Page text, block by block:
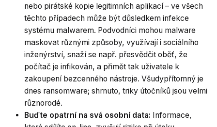
nebo pirátské kopie legitimních aplikací – ve všech
těchto případech může být důsledkem infekce
systému malwarem. Podvodníci mohou malware
maskovat různými způsoby, využívají i sociálního
inženýrství, snaží se např. přesvědčit oběť, že
počítač je infikován, a přimět tak uživatele k
zakoupení bezcenného nástroje. Všudypřítomný je
dnes ransomware; shrnuto, triky útočníků jsou velmi
různorodé.
Buďte opatrní na svá osobní data: Informace,